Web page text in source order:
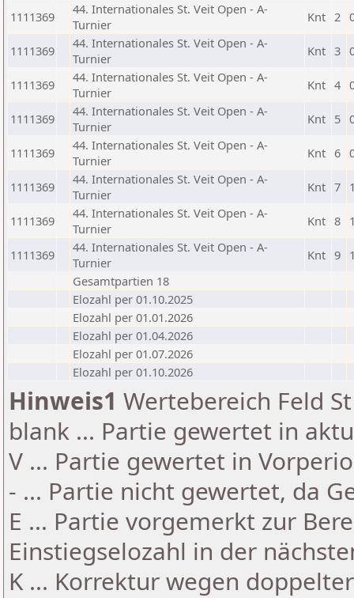
1111369
44. Internationales St. Veit Open - A-
Turnier
Knt 2
1111369
44. Internationales St. Veit Open - A-
Turnier
Knt 3
1111369
44. Internationales St. Veit Open - A-
Turnier
Knt 4
1111369
44. Internationales St. Veit Open - A-
Turnier
Knt 5
1111369
44. Internationales St. Veit Open - A-
Turnier
Knt 6
1111369
44. Internationales St. Veit Open - A-
Turnier
Knt 7
1111369
44. Internationales St. Veit Open - A-
Turnier
Knt 8
1111369
44. Internationales St. Veit Open - A-
Turnier
Knt 9
Gesamtpartien 18
Elozahl per 01.10.2025
Elozahl per 01.01.2026
Elozahl per 01.04.2026
Elozahl per 01.07.2026
Elozahl per 01.10.2026
Hinweis1 Wertebereich Feld
blank ... Partie gewertet in
V ... Partie gewertet in
- ... Partie nicht gewertet, da
E ... Partie vorgemerkt zur
Einstiegselozahl in der
K ... Korrektur wegen